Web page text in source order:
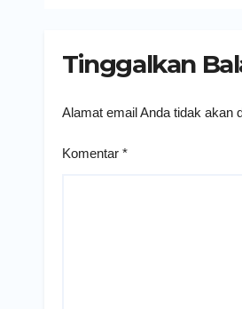
Tinggalkan
Alamat email Anda tidak akan
Komentar *